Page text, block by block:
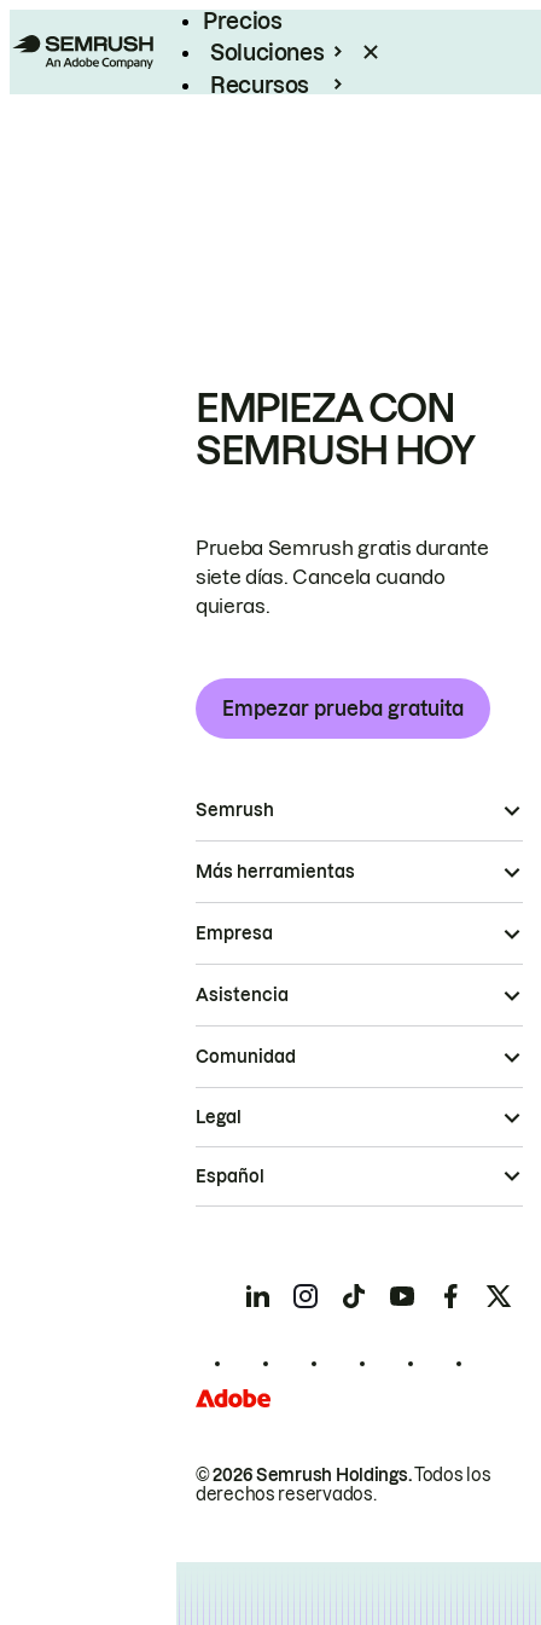
Precios
Soluciones
Recursos
EMPIEZA CON
SEMRUSH HOY
Prueba Semrush gratis durante
siete días. Cancela cuando
quieras.
Empezar prueba gratuita
Semrush
Más herramientas
Empresa
Asistencia
Comunidad
© 2026 Semrush Holdings.Todos los
derechos reservados.
Legal
Español